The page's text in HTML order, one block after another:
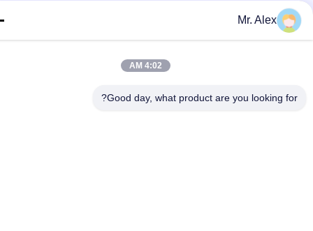
Mr. Alex
4:02 AM
Good day, what product are you looking